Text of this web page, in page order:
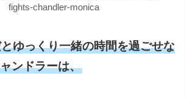
fights-chandler-monica
ゆっくり一緒の時間を過ごせな
ンドラーは、